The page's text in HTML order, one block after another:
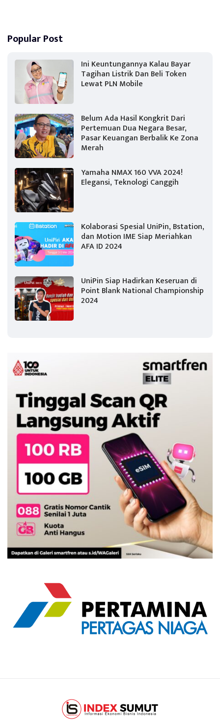
Popular Post
Ini Keuntungannya Kalau Bayar
Tagihan Listrik Dan Beli Token
Lewat PLN Mobile
Belum Ada Hasil Kongkrit Dari
Pertemuan Dua Negara Besar,
Pasar Keuangan Berbalik Ke Zona
Merah
Yamaha NMAX 160 VVA 2024!
Elegansi, Teknologi Canggih
Kolaborasi Spesial UniPin, Bstation,
dan Motion IME Siap Meriahkan
AFA ID 2024
UniPin Siap Hadirkan Keseruan di
Point Blank National Championship
2024